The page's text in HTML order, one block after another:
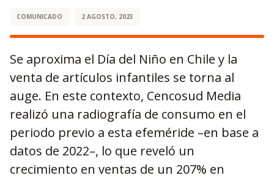
COMUNICADO 2 AGOSTO, 2023
Se aproxima el Día del Niño en Chile y la
venta de artículos infantiles se torna al
auge. En este contexto, Cencosud Media
realizó una radiografía de consumo en el
periodo previo a esta efeméride –en base a
datos de 2022–, lo que reveló un
crecimiento en ventas de un 207% en